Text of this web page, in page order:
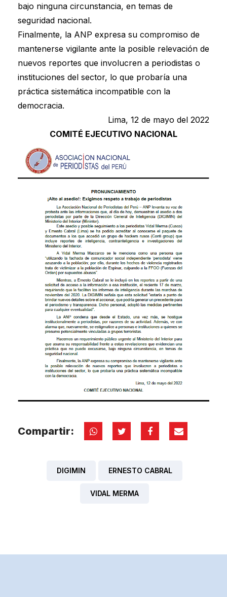
bajo ninguna circunstancia, en temas de
seguridad nacional.
Finalmente, la ANP expresa su compromiso de
mantenerse vigilante ante la posible relevación de
nuevos reportes que involucren a periodistas o
instituciones del sector, lo que probaría una
práctica sistemática incompatible con la
democracia.
Lima, 12 de mayo del 2022
COMITÉ EJECUTIVO NACIONAL
Compartir:
DIGIMIN ERNESTO CABRAL
VIDAL MERMA